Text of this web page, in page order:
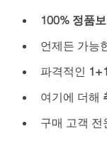
100% 정품
언제든 가능
파격적인
여기에 더해
구매 고객